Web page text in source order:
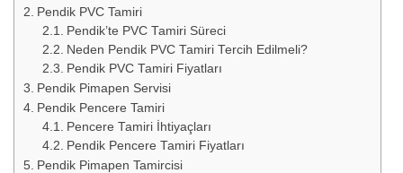
Pendik PVC Tamiri
Pendik’te PVC Tamiri Süreci
Neden Pendik PVC Tamiri Tercih Edilmeli?
Pendik PVC Tamiri Fiyatları
Pendik Pimapen Servisi
Pendik Pencere Tamiri
Pencere Tamiri İhtiyaçları
Pendik Pencere Tamiri Fiyatları
Pendik Pimapen Tamircisi